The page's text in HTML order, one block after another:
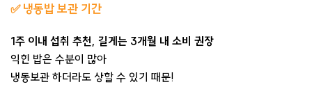
✅냉동밥 보관 기간
1주 이내 섭취 추천, 길게는 3개월 내 소비 권장
익힌 밥은 수분이 많아
냉동보관 하더라도 상할 수 있기 때문!